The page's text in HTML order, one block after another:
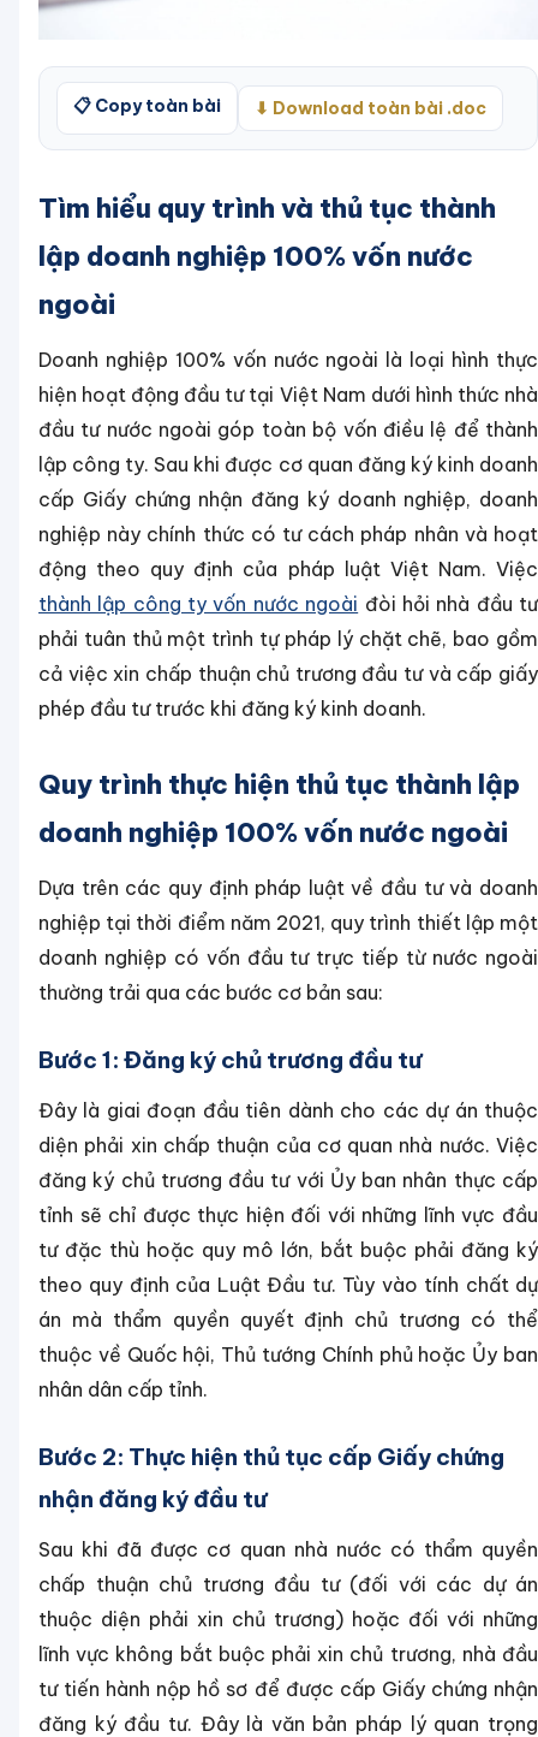
📋 Copy toàn bài ⬇ Download toàn bài .doc
Tìm hiểu quy trình và thủ tục thành
lập doanh nghiệp 100% vốn nước
ngoài
Doanh nghiệp 100% vốn nước ngoài là loại hình thực
hiện hoạt động đầu tư tại Việt Nam dưới hình thức nhà
đầu tư nước ngoài góp toàn bộ vốn điều lệ để thành
lập công ty. Sau khi được cơ quan đăng ký kinh doanh
cấp Giấy chứng nhận đăng ký doanh nghiệp, doanh
nghiệp này chính thức có tư cách pháp nhân và hoạt
động theo quy định của pháp luật Việt Nam. Việc
thành lập công ty vốn nước ngoài đòi hỏi nhà đầu tư
phải tuân thủ một trình tự pháp lý chặt chẽ, bao gồm
cả việc xin chấp thuận chủ trương đầu tư và cấp giấy
phép đầu tư trước khi đăng ký kinh doanh.
Quy trình thực hiện thủ tục thành lập
doanh nghiệp 100% vốn nước ngoài
Dựa trên các quy định pháp luật về đầu tư và doanh
nghiệp tại thời điểm năm 2021, quy trình thiết lập một
doanh nghiệp có vốn đầu tư trực tiếp từ nước ngoài
thường trải qua các bước cơ bản sau:
Bước 1: Đăng ký chủ trương đầu tư
Đây là giai đoạn đầu tiên dành cho các dự án thuộc
diện phải xin chấp thuận của cơ quan nhà nước. Việc
đăng ký chủ trương đầu tư với Ủy ban nhân thực cấp
tỉnh sẽ chỉ được thực hiện đối với những lĩnh vực đầu
tư đặc thù hoặc quy mô lớn, bắt buộc phải đăng ký
theo quy định của Luật Đầu tư. Tùy vào tính chất dự
án mà thẩm quyền quyết định chủ trương có thể
thuộc về Quốc hội, Thủ tướng Chính phủ hoặc Ủy ban
nhân dân cấp tỉnh.
Bước 2: Thực hiện thủ tục cấp Giấy chứng
nhận đăng ký đầu tư
Sau khi đã được cơ quan nhà nước có thẩm quyền
chấp thuận chủ trương đầu tư (đối với các dự án
thuộc diện phải xin chủ trương) hoặc đối với những
lĩnh vực không bắt buộc phải xin chủ trương, nhà đầu
tư tiến hành nộp hồ sơ để được cấp Giấy chứng nhận
đăng ký đầu tư. Đây là văn bản pháp lý quan trọng